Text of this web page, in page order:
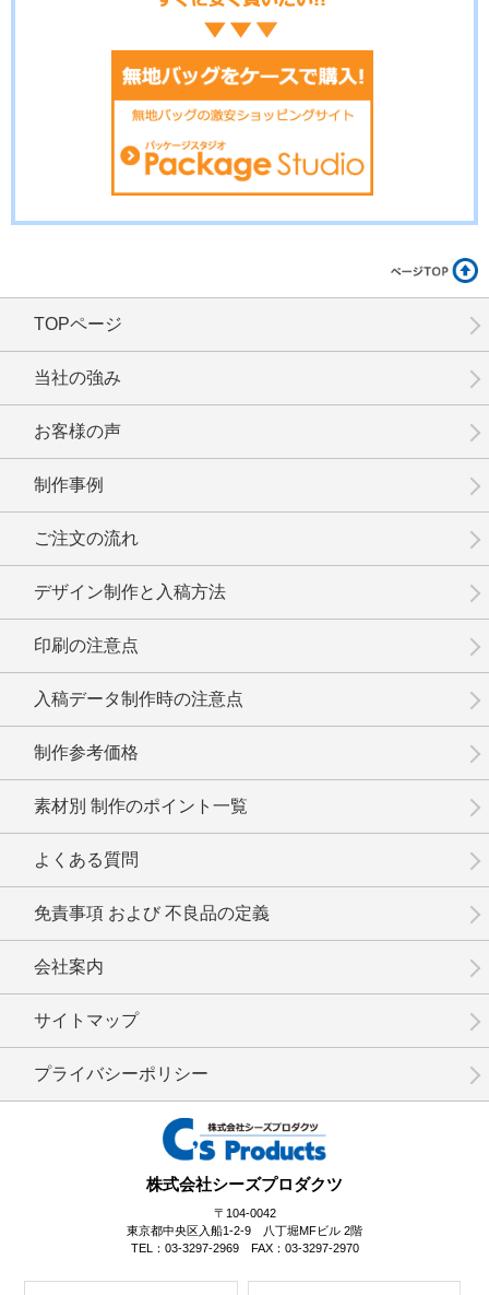
株式会社シーズプロダクツ
〒104-0042
東京都中央区入船1-2-9 八丁堀MFビル 2階
TEL：03-3297-2969 FAX：03-3297-2970
TOPページ
当社の強み
お客様の声
制作事例
ご注文の流れ
デザイン制作と入稿方法
印刷の注意点
入稿データ制作時の注意点
制作参考価格
素材別 制作のポイント一覧
よくある質問
免責事項 および 不良品の定義
会社案内
サイトマップ
プライバシーポリシー